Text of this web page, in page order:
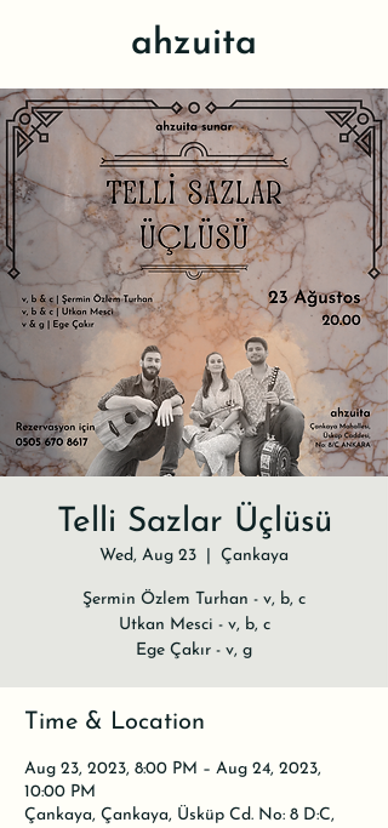
ahzuita
Telli Sazlar Üçlüsü
Wed, Aug 23 Çankaya
Şermin Özlem Turhan - v, b, c
Utkan Mesci - v, b, c
Ege Çakır - v, g
Time & Location
Aug 23, 2023, 8:00 PM – Aug 24, 2023,
10:00 PM
Çankaya, Çankaya, Üsküp Cd. No: 8 D:C,